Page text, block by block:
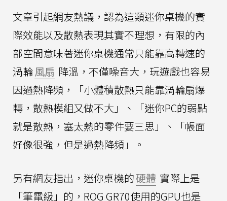
文章引起網友熱議，認為這類迷你桌機的實
際效能以及散熱表現其實不理想，有限的內
部空間意味著迷你桌機通常只能靠高轉速的
渦輪風扇 降溫，不僅噪音大，玩遊戲也容易
因過熱降頻，「小體積散熱只能靠渦輪扇爆
轉，散熱模組又做不大」、「迷你PC的弱點
就是散熱，塞太熱的零件要三思」、「帳面
好像很強，但是過熱降頻」。
另有網友指出，迷你桌機的硬體 實際上是
「筆電級」的，ROG GR70使用的GPU也是